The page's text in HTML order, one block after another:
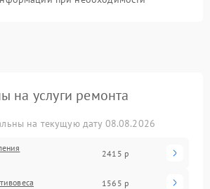
на услуги ремонта
на текущую дату 08.08.2026
2415 р
1565 р